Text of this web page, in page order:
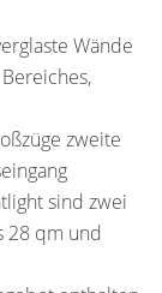
Wände
zweite
sind zwei
28 qm und